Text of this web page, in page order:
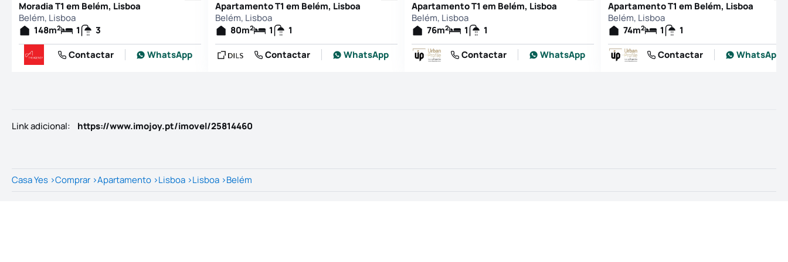
Moradia T1 em Belém, Lisboa
Belém, Lisboa
148m2 1
3
Contactar
WhatsApp
Apartamento T1 em Belém, Lisboa
Belém, Lisboa
80m2 1
1
Contactar
WhatsApp
Apartamento T1 em Belém, Lisboa
Belém, Lisboa
76m2 1
1
Contactar
WhatsApp
Apartamento T1 em Belém, Lisboa
Belém, Lisboa
74m2 1
1
Contactar
WhatsApp
Link adicional: https://www.imojoy.pt/imovel/25814460
Casa Yes >Comprar >Apartamento >Lisboa >Lisboa >Belém